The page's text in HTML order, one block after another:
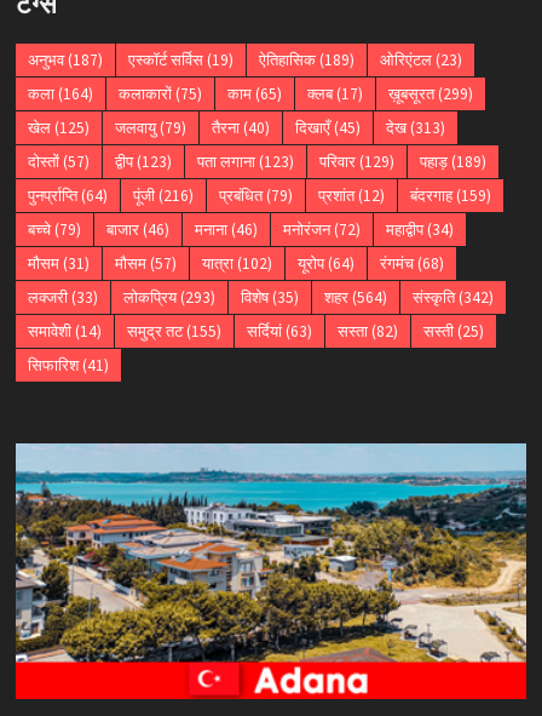
अनुभव(187) एस्कॉर्ट सर्विस(19) ऐतिहासिक(189) ओरिएंटल(23)
कला(164) कलाकारों(75) काम(65) क्लब(17) ख़ूबसूरत(299)
खेल(125) जलवायु(79) तैरना(40) दिखाएँ(45) देख(313)
दोस्तों(57) द्वीप(123) पता लगाना(123) परिवार(129) पहाड़(189)
पुनर्प्राप्ति(64) पूंजी(216) प्रबंधित(79) प्रशांत(12) बंदरगाह(159)
बच्चे(79) बाजार(46) मनाना(46) मनोरंजन(72) महाद्वीप(34)
मौसम(31) मौसम(57) यात्रा(102) यूरोप(64) रंगमंच(68)
लक्जरी(33) लोकप्रिय(293) विशेष(35) शहर(564) संस्कृति(342)
समावेशी(14) समुद्र तट(155) सर्दियां(63) सस्ता(82) सस्ती(25)
सिफारिश(41)